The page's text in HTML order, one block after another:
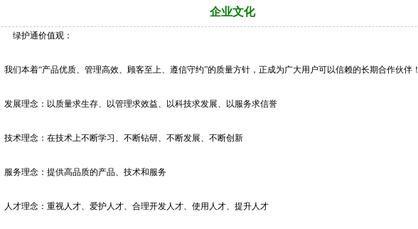
企业文化
绿护通价值观：
我们本着“产品优质、管理高效、顾客至上、遵信守约”的质量方针，正成为广大用户可以信赖的长期合作伙伴！
发展理念：以质量求生存、以管理求效益、以科技求发展、以服务求信誉
技术理念：在技术上不断学习、不断钻研、不断发展、不断创新
服务理念：提供高品质的产品、技术和服务
人才理念：重视人才、爱护人才、合理开发人才、使用人才、提升人才